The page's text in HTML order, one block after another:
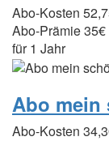
Abo-Kosten
Abo-Prämie35€
für 1 Jahr
Abo mein
Abo-Kosten